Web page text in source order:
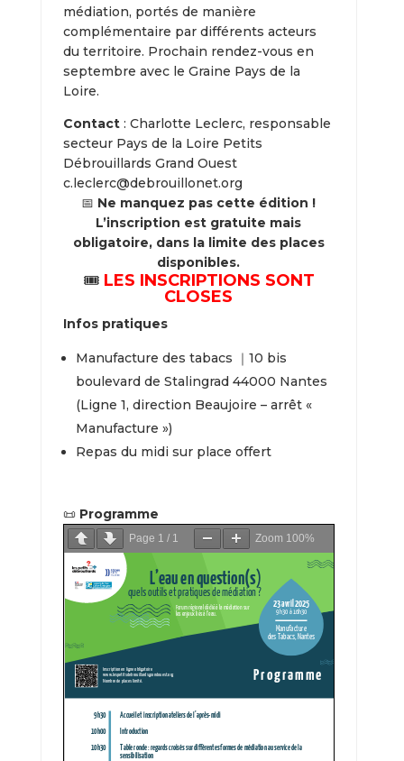
médiation, portés de manière
complémentaire par différents acteurs
du territoire. Prochain rendez-vous en
septembre avec le Graine Pays de la
Loire.
Contact: Charlotte Leclerc, responsable
secteur Pays de la Loire Petits
Débrouillards Grand Ouest
c.leclerc@debrouillonet.org
📅 Ne manquez pas cette édition !
L’inscription est gratuite mais
obligatoire, dans la limite des places
disponibles.
🎟️ LES INSCRIPTIONS SONT
CLOSES
Infos pratiques
Manufacture des tabacs ｜10 bis
boulevard de Stalingrad 44000 Nantes
(Ligne 1, direction Beaujoire – arrêt «
Manufacture »)
Repas du midi sur place offert
📜 Programme
Page 1 / 1 Zoom 100%